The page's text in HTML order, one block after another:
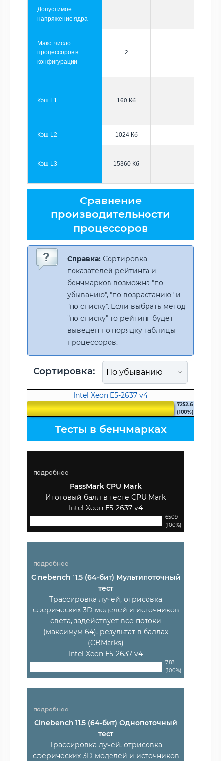
Допустимое
напряжение ядра
-
Макс. число
процессоров в
конфигурации
2
Кэш L1 160 Кб
Кэш L2 1024 Кб
Кэш L3 15360 Кб
Сравнение
производительности
процессоров
Справка: Сортировка
показателей рейтинга и
бенчмарков возможна "по
убыванию", "по возрастанию" и
"по списку". Если выбрать метод
"по списку" то рейтинг будет
выведен по порядку таблицы
процессоров.
Сортировка:
Intel Xeon E5-2637 v4
7252.6
(100%)
Тесты в бенчмарках
подробнее
PassMark CPU Mark
Итоговый балл в тесте CPU Mark
Intel Xeon E5-2637 v4
6509
(100%)
подробнее
Cinebench 11.5 (64-бит) Мультипоточный
тест
Трассировка лучей, отрисовка
сферических 3D моделей и источников
света, задействует все потоки
(максимум 64), результат в баллах
(CBMarks)
Intel Xeon E5-2637 v4
7.83
(100%)
подробнее
Cinebench 11.5 (64-бит) Однопоточный
тест
Трассировка лучей, отрисовка
сферических 3D моделей и источников